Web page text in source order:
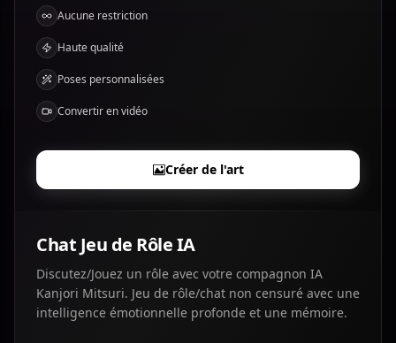
Aucune restriction
Haute qualité
Poses personnalisées
Convertir en vidéo
Créer de l'art
Chat Jeu de Rôle IA
Discutez/Jouez un rôle avec votre compagnon IA
Kanjori Mitsuri. Jeu de rôle/chat non censuré avec une
intelligence émotionnelle profonde et une mémoire.